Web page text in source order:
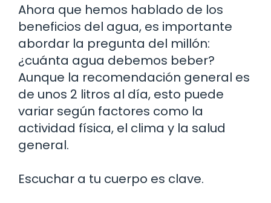
Ahora que hemos hablado de los
beneficios del agua, es importante
abordar la pregunta del millón:
¿cuánta agua debemos beber?
Aunque la recomendación general es
de unos 2 litros al día, esto puede
variar según factores como la
actividad física, el clima y la salud
general.
Escuchar a tu cuerpo es clave.